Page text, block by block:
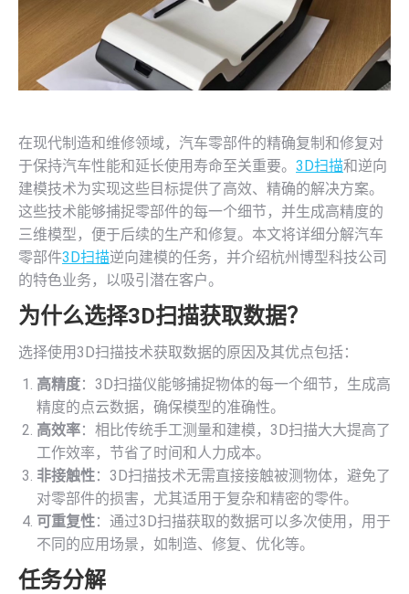
在现代制造和维修领域，汽车零部件的精确复制和修复对
于保持汽车性能和延长使用寿命至关重要。 3D扫描和逆向
建模技术为实现这些目标提供了高效、精确的解决方案。
这些技术能够捕捉零部件的每一个细节，并生成高精度的
三维模型，便于后续的生产和修复。本文将详细分解汽车
零部件3D扫描逆向建模的任务，并介绍杭州博型科技公司
的特色业务，以吸引潜在客户。
为什么选择3D扫描获取数据？
选择使用3D扫描技术获取数据的原因及其优点包括：
高精度：3D扫描仪能够捕捉物体的每一个细节，生成高
精度的点云数据，确保模型的准确性。
高效率：相比传统手工测量和建模，3D扫描大大提高了
工作效率，节省了时间和人力成本。
非接触性：3D扫描技术无需直接接触被测物体，避免了
对零部件的损害，尤其适用于复杂和精密的零件。
可重复性：通过3D扫描获取的数据可以多次使用，用于
不同的应用场景，如制造、修复、优化等。
任务分解